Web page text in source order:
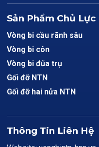
Sản Phẩm Chủ Lực
Vòng bi cầu rãnh sâu
Vòng bi côn
Vòng bi đũa trụ
Gối đỡ NTN
Gối đỡ hai nửa NTN
Thông Tin Liên Hệ